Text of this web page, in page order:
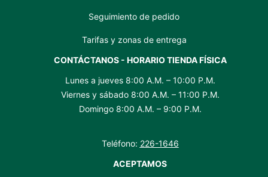
Seguimiento de pedido
Tarifas y zonas de entrega
CONTÁCTANOS - HORARIO TIENDA FÍSICA
Lunes a jueves 8:00 A.M. – 10:00 P.M.
Viernes y sábado 8:00 A.M. – 11:00 P.M.
Domingo 8:00 A.M. – 9:00 P.M.
Teléfono: 226-1646
ACEPTAMOS